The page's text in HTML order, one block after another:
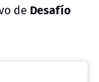
de Desafío